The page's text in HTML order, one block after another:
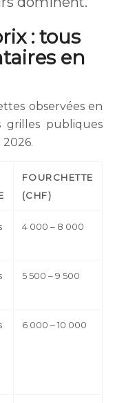
: tous
en
observées en
grilles publiques
FOURCHETTE
(CHF)
4 000 – 8 000
5 500 – 9 500
6 000 – 10 000